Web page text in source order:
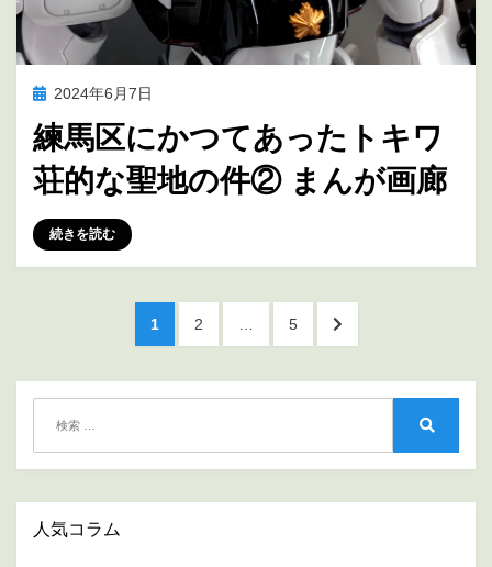
投
日:
2024年6月7日
練馬区にかつてあったトキワ
荘的な聖地の件② まんが画廊
投稿者marumegane
続きを読む
の
ジ
送
り
ペ
ー
1
ペ
ー
2
ペ
ー
5
次
の
ー
人気コラム